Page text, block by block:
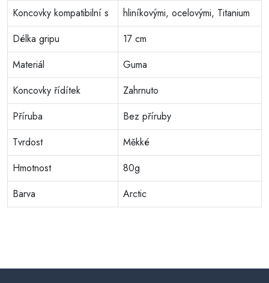
Koncovky kompatibilní s
hliníkovými, ocelovými, Titanium
Délka gripu
17 cm
Materiál
Guma
Koncovky řídítek
Zahrnuto
Příruba
Bez příruby
Tvrdost
Měkké
Hmotnost
80g
Barva
Arctic